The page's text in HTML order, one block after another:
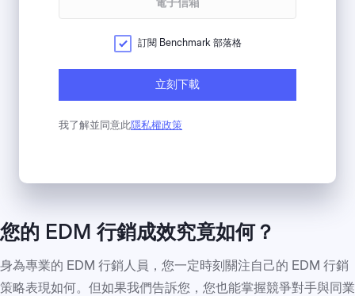
訂閱 Benchmark 部落格
立刻下載
我了解並同意此隱私權政策
您的 EDM 行銷成效究竟如何？
身為專業的 EDM 行銷人員，您一定時刻關注自己的 EDM 行銷
策略表現如何。但如果我們告訴您，您也能掌握競爭對手與同業